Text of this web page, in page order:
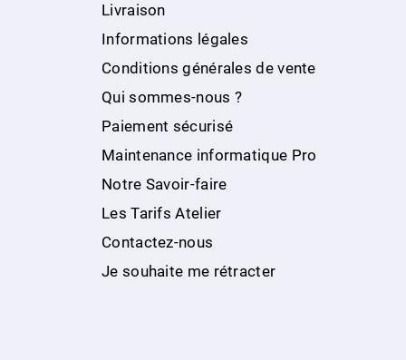
Livraison
Informations légales
Conditions générales de vente
Qui sommes-nous ?
Paiement sécurisé
Maintenance informatique Pro
Notre Savoir-faire
Les Tarifs Atelier
Contactez-nous
Je souhaite me rétracter